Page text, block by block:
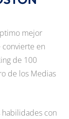
mejor
convierte en
de 100
de los Medias
con